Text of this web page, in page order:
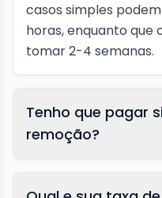
casos simples
horas, enquanto que
tomar 2-4 semanas.
Tenho que pagar
remoção?